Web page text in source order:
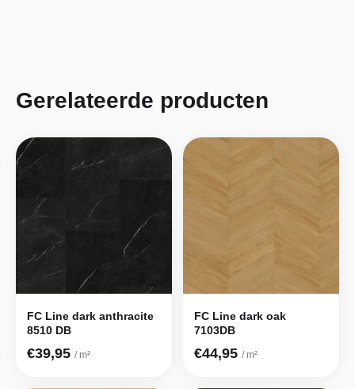
Gerelateerde producten
FC Line dark anthracite
8510 DB
€39,95 / m²
FC Line dark oak
7103DB
€44,95 / m²